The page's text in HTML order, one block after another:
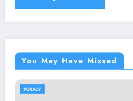
You May Have Missed